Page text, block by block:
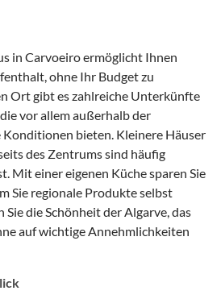
in Carvoeiro ermöglicht Ihnen
ohne Ihr Budget zu
Ort gibt es zahlreiche Unterkünfte
vor allem außerhalb der
bieten. Kleinere Häuser
des Zentrums sind häufig
Mit einer eigenen Küche sparen Sie
Sie regionale Produkte selbst
Sie die Schönheit der Algarve, das
auf wichtige Annehmlichkeiten